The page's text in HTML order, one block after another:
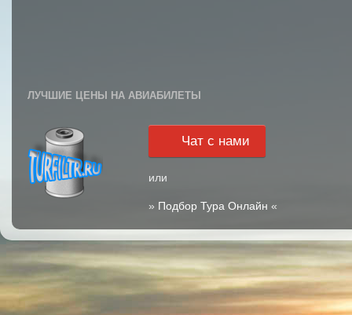
ЛУЧШИЕ ЦЕНЫ НА АВИАБИЛЕТЫ
Чат с нами
или
» Подбор Тура Онлайн «